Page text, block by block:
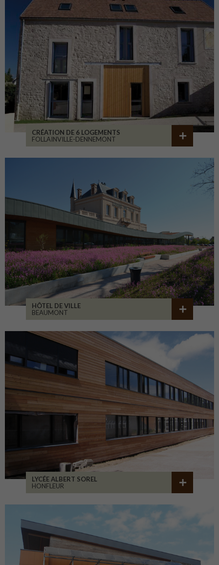
CRÉATION DE 6 LOGEMENTS
FOLLAINVILLE-DENNEMONT
HÔTEL DE VILLE
BEAUMONT
LYCÉE ALBERT SOREL
HONFLEUR